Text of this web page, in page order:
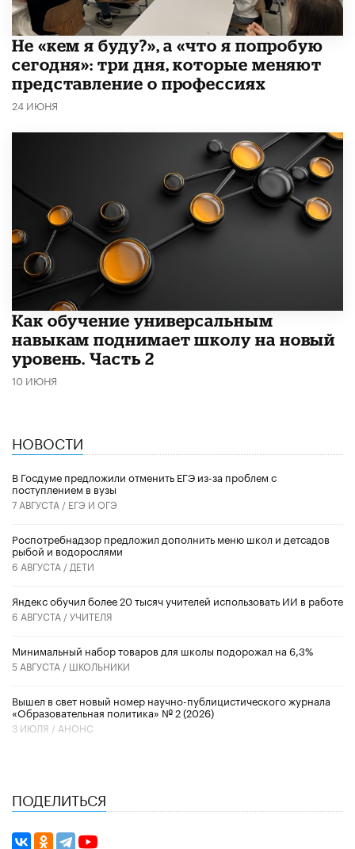
Не «кем я буду?», а «что я попробую
сегодня»: три дня, которые меняют
представление о профессиях
24 ИЮНЯ
​Как обучение универсальным
навыкам поднимает школу на новый
уровень. Часть 2
10 ИЮНЯ
НОВОСТИ
В Госдуме предложили отменить ЕГЭ из-за проблем с
поступлением в вузы
7 АВГУСТА / ЕГЭ И ОГЭ
Роспотребнадзор предложил дополнить меню школ и детсадов
рыбой и водорослями
6 АВГУСТА / ДЕТИ
​Яндекс обучил более 20 тысяч учителей использовать ИИ в работе
6 АВГУСТА /УЧИТЕЛЯ
Минимальный набор товаров для школы подорожал на 6,3%
5 АВГУСТА / ШКОЛЬНИКИ
Вышел в свет новый номер научно-публицистического журнала
«Образовательная политика» № 2 (2026)
3 ИЮЛЯ / АНОНС
ПОДЕЛИТЬСЯ